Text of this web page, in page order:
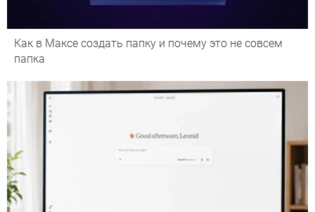
Как в Максе создать папку и почему это не совсем
папка